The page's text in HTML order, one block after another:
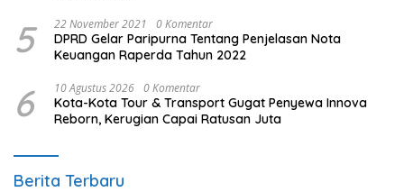
5 22 November 2021 0 Komentar
DPRD Gelar Paripurna Tentang Penjelasan Nota
Keuangan Raperda Tahun 2022
6 10 Agustus 2026 0 Komentar
Kota-Kota Tour & Transport Gugat Penyewa Innova
Reborn, Kerugian Capai Ratusan Juta
Berita Terbaru